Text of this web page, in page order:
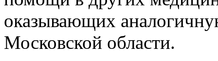
оказывающих
Московской области.